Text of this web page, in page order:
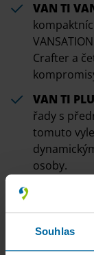
Souhlas
VAN TI
Crafter a
VAN TI
řady s
tomuto
osoby.
PLUS,